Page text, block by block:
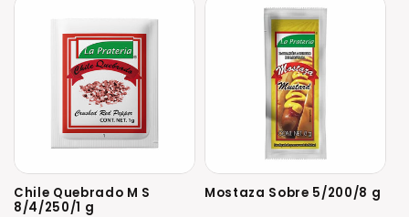
Chile Quebrado M S
8/4/250/1 g
Mostaza Sobre 5/200/8 g